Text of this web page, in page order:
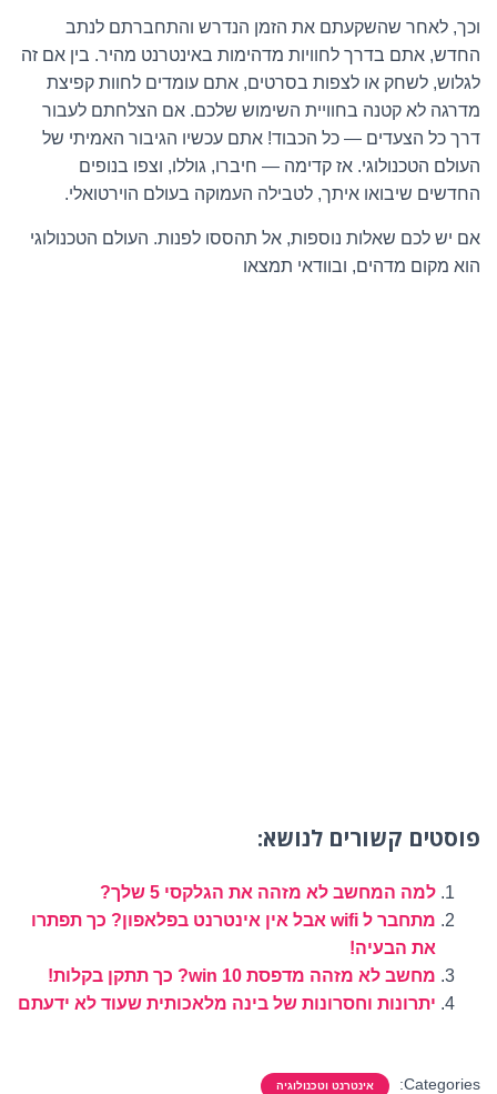
וכך, לאחר שהשקעתם את הזמן הנדרש והתחברתם לנתב
החדש, אתם בדרך לחוויות מדהימות באינטרנט מהיר. בין אם זה
לגלוש, לשחק או לצפות בסרטים, אתם עומדים לחוות קפיצת
מדרגה לא קטנה בחוויית השימוש שלכם. אם הצלחתם לעבור
דרך כל הצעדים — כל הכבוד! אתם עכשיו הגיבור האמיתי של
העולם הטכנולוגי. אז קדימה — חיברו, גוללו, וצפו בנופים
החדשים שיבואו איתך, לטבילה העמוקה בעולם הוירטואלי.
אם יש לכם שאלות נוספות, אל תהססו לפנות. העולם הטכנולוגי
הוא מקום מדהים, ובוודאי תמצאו
פוסטים קשורים לנושא:
למה המחשב לא מזהה את הגלקסי 5 שלך?
מתחבר ל wifi אבל אין אינטרנט בפלאפון? כך תפתרו
את הבעיה!
מחשב לא מזהה מדפסת win 10? כך תתקן בקלות!
יתרונות וחסרונות של בינה מלאכותית שעוד לא ידעתם
Categories: אינטרנט וטכנולוגיה